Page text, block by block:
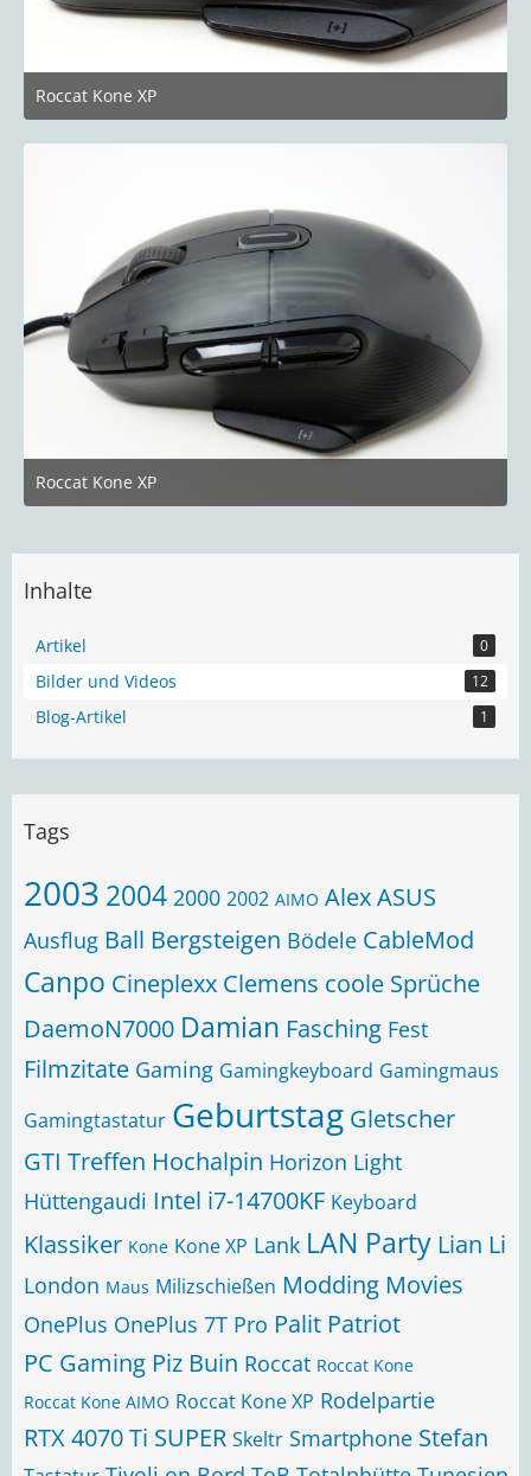
Roccat Kone XP
24. Juni 2023 um 19:58
Roccat Kone XP
24. Juni 2023 um 19:58
Inhalte
Artikel 0
Bilder und Videos 12
Blog-Artikel 1
Tags
2003 2004 2000 2002 AIMO AlexASUS
Ausflug Ball Bergsteigen Bödele CableMod
Canpo Cineplexx Clemens coole Sprüche
DaemoN7000 Damian Fasching Fest
Filmzitate Gaming Gamingkeyboard Gamingmaus
Gamingtastatur Geburtstag Gletscher
GTI Treffen Hochalpin Horizon Light
Hüttengaudi Intel i7-14700KF Keyboard
Klassiker Kone Kone XP Lank LAN Party Lian Li
London Maus Milizschießen Modding Movies
OnePlus OnePlus 7T Pro Palit Patriot
PC Gaming Piz Buin Roccat Roccat Kone
Roccat Kone AIMO Roccat Kone XP Rodelpartie
RTX 4070 Ti SUPER Skeltr Smartphone Stefan